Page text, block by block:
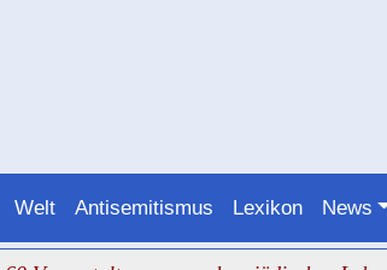
Welt Antisemitismus Lexikon News